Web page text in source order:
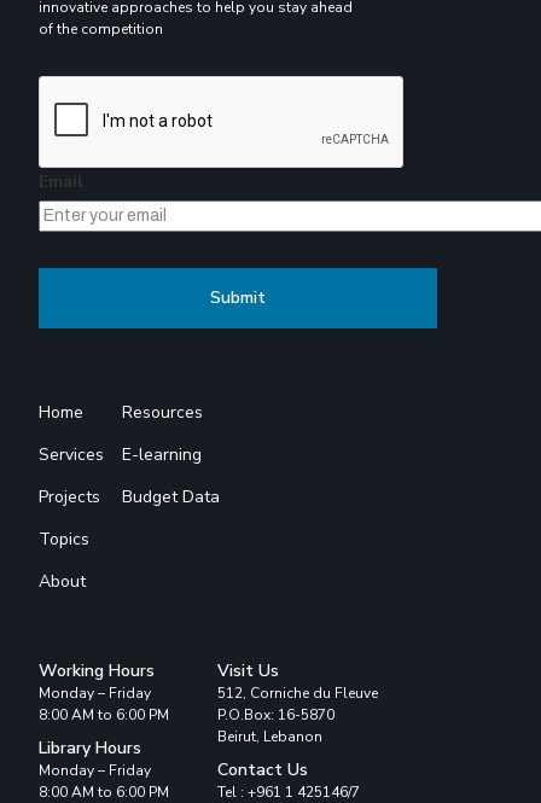
innovative approaches to help you stay ahead
of the competition
Email
Home
Services
Projects
Topics
About
Resources
E-learning
Budget Data
Working Hours
Monday – Friday
8:00 AM to 6:00 PM
Library Hours
Monday – Friday
8:00 AM to 6:00 PM
Visit Us
512, Corniche du Fleuve
P.O.Box: 16-5870
Beirut, Lebanon
Contact Us
Tel : +961 1 425146/7